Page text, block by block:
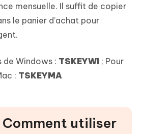
mensuelle. Il suffit de copier
le panier d’achat pour
de Windows : TSKEYWI ; Pour
: TSKEYMA
utiliser